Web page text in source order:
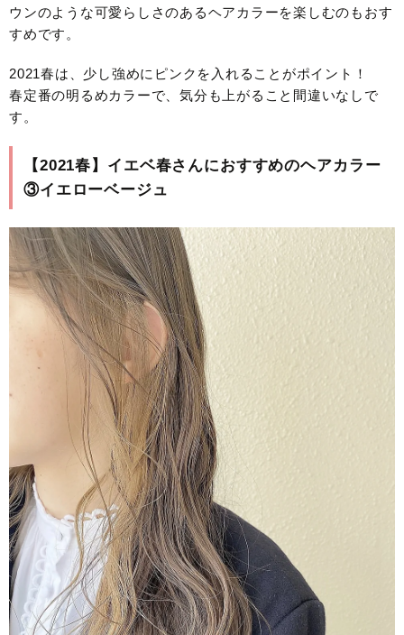
ウンのような可愛らしさのあるヘアカラーを楽しむのもおす
すめです。
2021春は、少し強めにピンクを入れることがポイント！
春定番の明るめカラーで、気分も上がること間違いなしで
す。
【2021春】イエベ春さんにおすすめのヘアカラー
③イエローベージュ